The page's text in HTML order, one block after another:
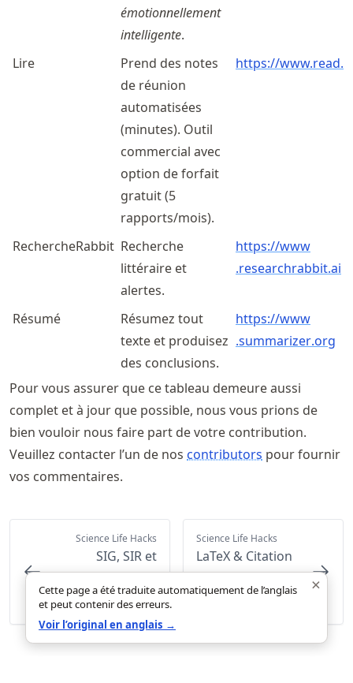
émotionnellement
intelligente.
Lire
Prend des notes
de réunion
automatisées
(minutes). Outil
commercial avec
option de forfait
gratuit (5
rapports/mois).
https://www.read.ai
RechercheRabbit Recherche
littéraire et
alertes.
https://www
.researchrabbit.ai
Résumé
Résumez tout
texte et produisez
des conclusions.
https://www
.summarizer.org
Pour vous assurer que ce tableau demeure aussi
complet et à jour que possible, nous vous prions de
bien vouloir nous faire part de votre contribution.
Veuillez contacter l’un de nos contributors pour fournir
vos commentaires.
Science Life Hacks
SIG, SIR et
projections
Science Life Hacks
LaTeX & Citation
Management
(Zotero)
×
Cette page a été traduite automatiquement de l’anglais
et peut contenir des erreurs.
Voir l’original en anglais →